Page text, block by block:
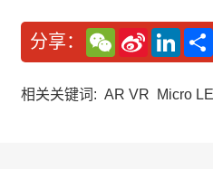
分享：
W
e
C
a
S
n
W
L
n
e
相关关键词: AR VR Micro